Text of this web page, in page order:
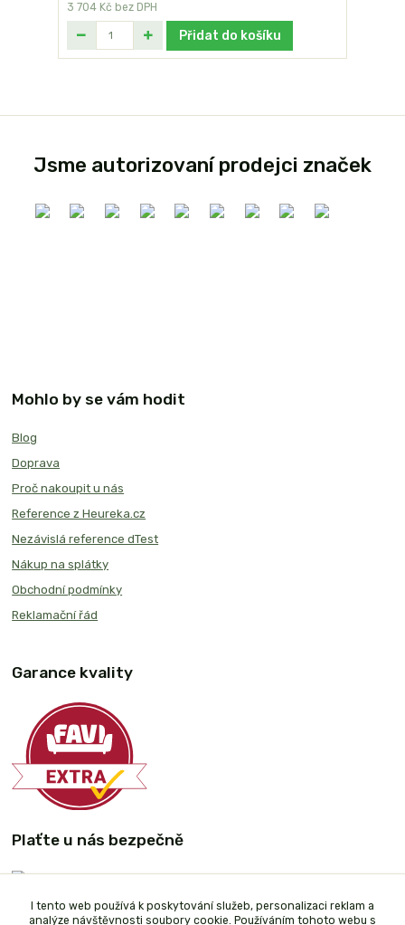
3 704 Kč bez DPH
Přidat do košíku
Jsme autorizovaní prodejci značek
Mohlo by se vám hodit
Blog
Doprava
Proč nakoupit u nás
Reference z Heureka.cz
Nezávislá reference dTest
Nákup na splátky
Obchodní podmínky
Reklamační řád
Garance kvality
Plaťte u nás bezpečně
I tento web používá k poskytování služeb, personalizaci reklam a
analýze návštěvnosti soubory cookie. Používáním tohoto webu s